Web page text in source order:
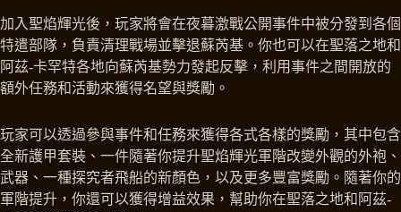
加入聖焰輝光後，玩家將會在夜暮激戰公開事件中被分發到各個
特遣部隊，負責清理戰場並擊退蘇芮基。你也可以在聖落之地和
阿茲-卡罕特各地向蘇芮基勢力發起反擊，利用事件之間開放的
額外任務和活動來獲得名望與獎勵。
玩家可以透過參與事件和任務來獲得各式各樣的獎勵，其中包含
全新護甲套裝、一件隨著你提升聖焰輝光軍階改變外觀的外袍、
武器、一種探究者飛船的新顏色，以及更多豐富獎勵。隨著你的
軍階提升，你還可以獲得增益效果，幫助你在聖落之地和阿茲-